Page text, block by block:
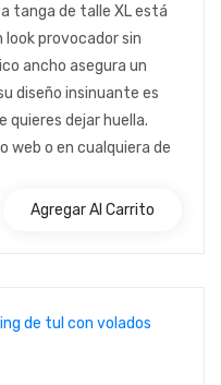
tanga de talle XL está
look provocador sin
ancho asegura un
diseño insinuante es
quieres dejar huella.
web o en cualquiera de
Agregar Al Carrito